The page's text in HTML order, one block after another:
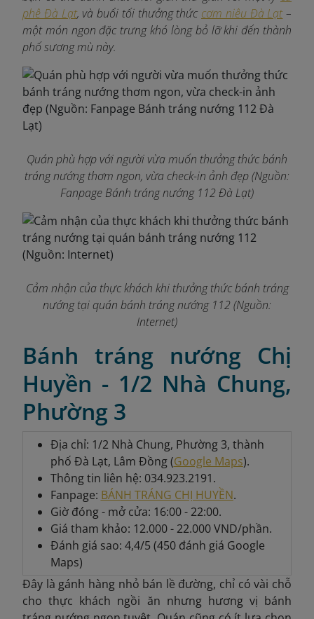
phê Đà Lạt, và buổi tối thưởng thức cơm niêu Đà Lạt–
một món ngon đặc trưng khó lòng bỏ lỡ khi đến thành
phố sương mù này.
Quán phù hợp với người vừa muốn thưởng thức bánh
tráng nướng thơm ngon, vừa check-in ảnh đẹp (Nguồn:
Fanpage Bánh tráng nướng 112 Đà Lạt)
Cảm nhận của thực khách khi thưởng thức bánh tráng
nướng tại quán bánh tráng nướng 112 (Nguồn:
Internet)
Bánh tráng nướng Chị
Huyền - 1/2 Nhà Chung,
Phường 3
Địa chỉ: 1/2 Nhà Chung, Phường 3, thành
phố Đà Lạt, Lâm Đồng (Google Maps).
Thông tin liên hệ: 034.923.2191.
Fanpage: BÁNH TRÁNG CHỊ HUYỀN.
Giờ đóng - mở cửa: 16:00 - 22:00.
Giá tham khảo: 12.000 - 22.000 VND/phần.
Đánh giá sao: 4,4/5 (450 đánh giá Google
Maps)
Đây là gánh hàng nhỏ bán lề đường, chỉ có vài chỗ
cho thực khách ngồi ăn nhưng hương vị bánh